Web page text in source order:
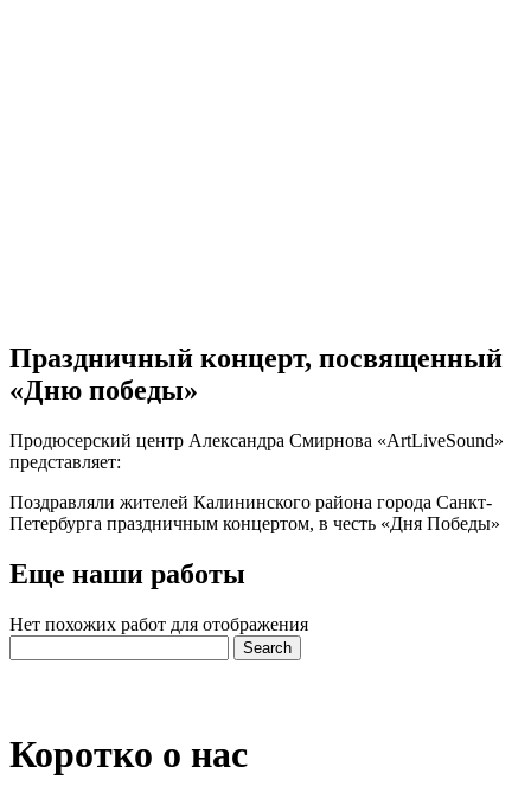
Праздничный концерт, посвященный
«Дню победы»
Продюсерский центр Александра Смирнова «ArtLiveSound»
представляет:
Поздравляли жителей Калининского района города Санкт-
Петербурга праздничным концертом, в честь «Дня Победы»
Еще наши работы
Нет похожих работ для отображения
Коротко о нас